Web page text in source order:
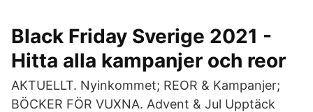
Black Friday Sverige 2021 -
Hitta alla kampanjer och reor
AKTUELLT. Nyinkommet; REOR & Kampanjer;
BÖCKER FÖR VUXNA. Advent & Jul Upptäck